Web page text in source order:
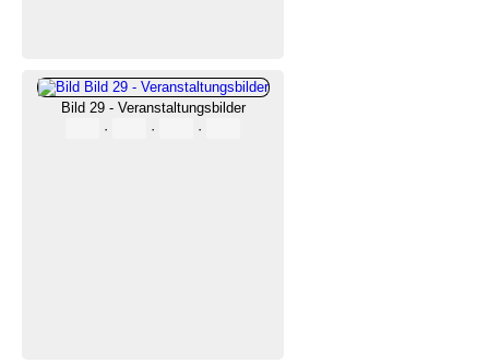
Bild 29 - Veranstaltungsbilder
·
· ·